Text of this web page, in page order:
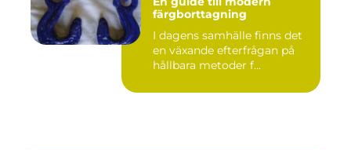
färgborttagning
I dagens samhälle finns det
en växande efterfrågan på
hållbara metoder f...